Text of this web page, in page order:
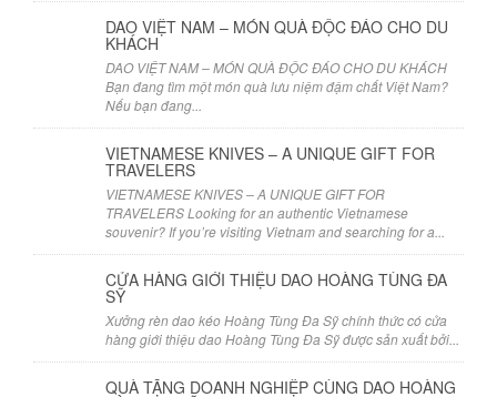
DAO VIỆT NAM – MÓN QUÀ ĐỘC ĐÁO CHO DU
KHÁCH
DAO VIỆT NAM – MÓN QUÀ ĐỘC ĐÁO CHO DU KHÁCH
Bạn đang tìm một món quà lưu niệm đậm chất Việt Nam?
Nếu bạn đang...
VIETNAMESE KNIVES – A UNIQUE GIFT FOR
TRAVELERS
VIETNAMESE KNIVES – A UNIQUE GIFT FOR
TRAVELERS Looking for an authentic Vietnamese
souvenir? If you’re visiting Vietnam and searching for a...
CỬA HÀNG GIỚI THIỆU DAO HOÀNG TÙNG ĐA
SỸ
Xưởng rèn dao kéo Hoàng Tùng Đa Sỹ chính thức có cửa
hàng giới thiệu dao Hoàng Tùng Đa Sỹ được sản xuất bởi...
QUÀ TẶNG DOANH NGHIỆP CÙNG DAO HOÀNG